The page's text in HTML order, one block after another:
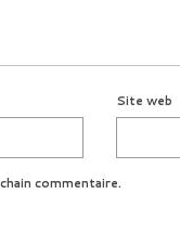
Site web
commentaire.